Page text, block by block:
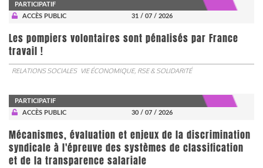
PARTICIPATIF
ACCÈS PUBLIC
31 / 07 / 2026
Les pompiers volontaires sont pénalisés par France
travail !
RELATIONS SOCIALES VIE ÉCONOMIQUE, RSE & SOLIDARITÉ
PARTICIPATIF
ACCÈS PUBLIC
30 / 07 / 2026
Mécanismes, évaluation et enjeux de la discrimination
syndicale à l'épreuve des systèmes de classification
et de la transparence salariale